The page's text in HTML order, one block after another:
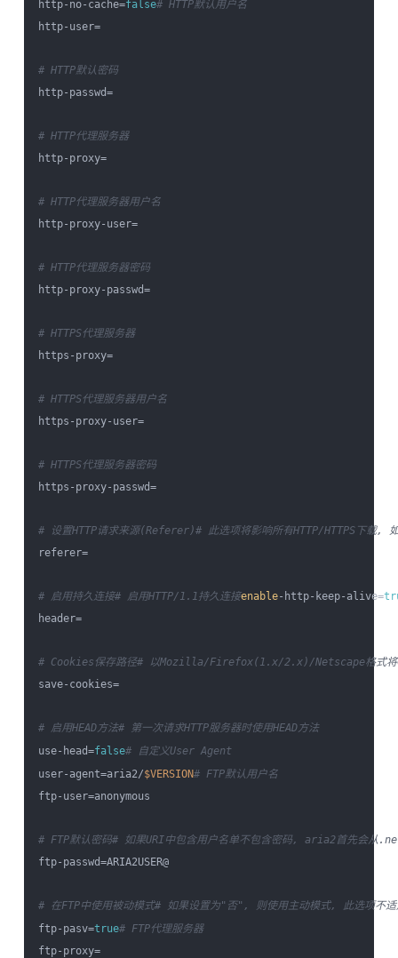
http-no-cache=false# HTTP默认用户名
http-user=
# HTTP默认密码
http-passwd=
# HTTP代理服务器
http-proxy=
# HTTP代理服务器用户名
http-proxy-user=
# HTTP代理服务器密码
http-proxy-passwd=
# HTTPS代理服务器
https-proxy=
# HTTPS代理服务器用户名
https-proxy-user=
# HTTPS代理服务器密码
https-proxy-passwd=
# 设置HTTP请求来源(Referer)# 此选项将影响所有HTTP/HTTPS下载,
referer=
# 启用持久连接# 启用HTTP/1.1持久连接enable-http-keep-alive=
header=
# Cookies保存路径# 以Mozilla/Firefox(1.x/2.x)/Netscape格式将
save-cookies=
# 启用HEAD方法# 第一次请求HTTP服务器时使用HEAD方法
use-head=false# 自定义User Agent
user-agent=aria2/$VERSION# FTP默认用户名
ftp-user=anonymous
# FTP默认密码# 如果URI中包含用户名单不包含密码, aria2首先会从
ftp-passwd=ARIA2USER@
# 在FTP中使用被动模式# 如果设置为"否", 则使用主动模式, 此选项不适
ftp-pasv=true# FTP代理服务器
ftp-proxy=